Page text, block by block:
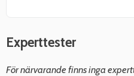
Experttester
För närvarande finns inga